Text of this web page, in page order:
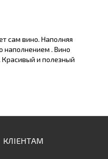
сам вино. Наполняя
наполнением . Вино
Красивый и полезный
КЛІЕНТАМ